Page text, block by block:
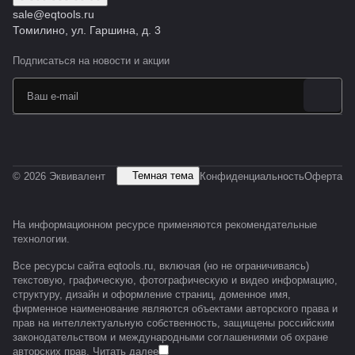
sale@eqtools.ru
Томилино, ул. Гаршина, д. 3
Подписаться на новости и акции
© 2026 Эквивалент Темная тема КонфиденциальностьОферта
На информационном ресурсе применяются рекомендательные
технологии.
Все ресурсы сайта eqtools.ru, включая (но не ограничиваясь)
текстовую, графическую, фотографическую и видео информацию,
структуру, дизайн и оформление страниц, доменное имя,
фирменное наименование являются объектами авторского права и
прав на интеллектуальную собственность, защищены российским
законодательством и международными соглашениями об охране
авторских прав. Читать далее